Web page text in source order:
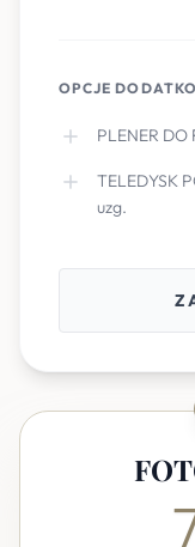
OPCJE
PLENER DO
TELEDYSK
uzg.